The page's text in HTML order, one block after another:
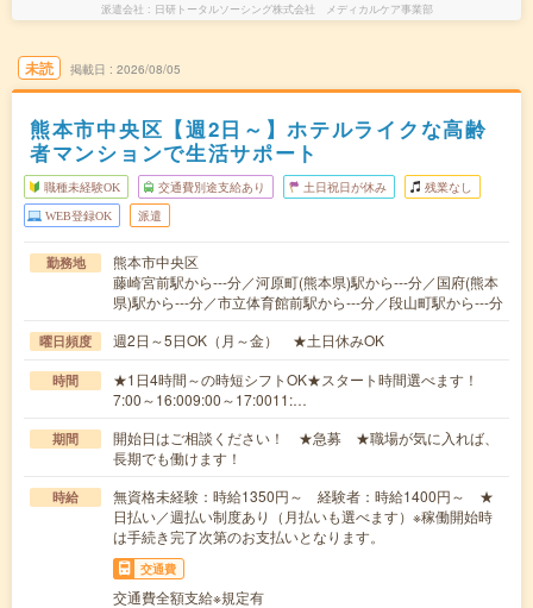
派遣会社 日研トータルソーシング株式会社 メディカルケア事業部
未読 掲載日 2026/08/05
熊本市中央区【週2日～】ホテルライクな高齢
者マンションで生活サポート
職種未経験OK 交通費別途支給あり 土日祝日が休み 残業なし
WEB登録OK 派遣
勤務地
熊本市中央区
藤崎宮前駅から---分／河原町(熊本県)駅から---分／国府(熊本
県)駅から---分／市立体育館前駅から---分／段山町駅から---分
曜日頻度 週2日～5日OK（月～金） ★土日休みOK
時間
★1日4時間～の時短シフトOK★スタート時間選べます！
7:00～16:009:00～17:0011:…
期間
開始日はご相談ください！ ★急募 ★職場が気に入れば、
長期でも働けます！
時給
無資格未経験：時給1350円～ 経験者：時給1400円～ ★
日払い／週払い制度あり（月払いも選べます）※稼働開始時
は手続き完了次第のお支払いとなります。
交通費
交通費全額支給※規定有